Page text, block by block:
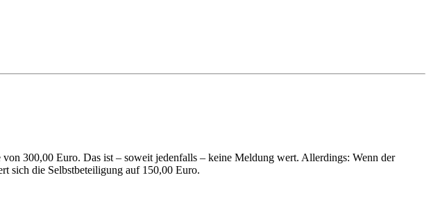
300,00 Euro. Das ist – soweit jedenfalls – keine Meldung wert. Allerdings: Wenn der
sich die Selbstbeteiligung auf 150,00 Euro.